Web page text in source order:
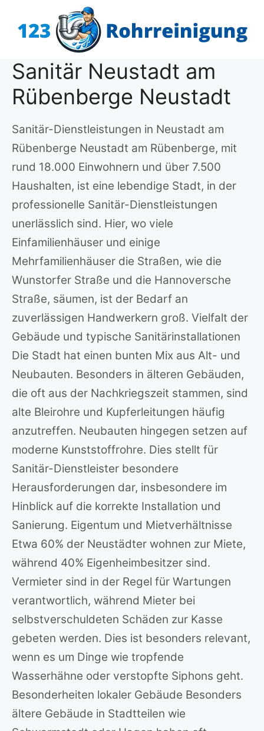
Inhalt
Sanitär Neustadt am
Rübenberge Neustadt
Sanitär-Dienstleistungen in Neustadt am
Rübenberge Neustadt am Rübenberge, mit
rund 18.000 Einwohnern und über 7.500
Haushalten, ist eine lebendige Stadt, in der
professionelle Sanitär-Dienstleistungen
unerlässlich sind. Hier, wo viele
Einfamilienhäuser und einige
Mehrfamilienhäuser die Straßen, wie die
Wunstorfer Straße und die Hannoversche
Straße, säumen, ist der Bedarf an
zuverlässigen Handwerkern groß. Vielfalt der
Gebäude und typische Sanitärinstallationen
Die Stadt hat einen bunten Mix aus Alt- und
Neubauten. Besonders in älteren Gebäuden,
die oft aus der Nachkriegszeit stammen, sind
alte Bleirohre und Kupferleitungen häufig
anzutreffen. Neubauten hingegen setzen auf
moderne Kunststoffrohre. Dies stellt für
Sanitär-Dienstleister besondere
Herausforderungen dar, insbesondere im
Hinblick auf die korrekte Installation und
Sanierung. Eigentum und Mietverhältnisse
Etwa 60% der Neustädter wohnen zur Miete,
während 40% Eigenheimbesitzer sind.
Vermieter sind in der Regel für Wartungen
verantwortlich, während Mieter bei
selbstverschuldeten Schäden zur Kasse
gebeten werden. Dies ist besonders relevant,
wenn es um Dinge wie tropfende
Wasserhähne oder verstopfte Siphons geht.
Besonderheiten lokaler Gebäude Besonders
ältere Gebäude in Stadtteilen wie